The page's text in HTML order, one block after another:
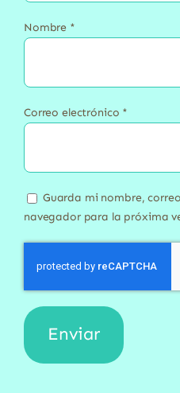
Nombre *
Correo electrónico *
Guarda mi nombre,
navegador para la próxima